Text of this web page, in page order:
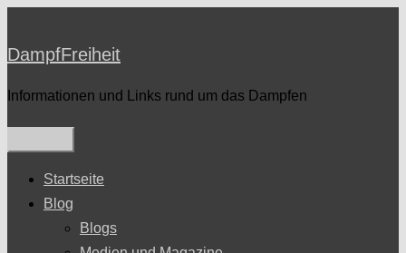
springen
DampfFreiheit
Informationen und Links rund um das Dampfen
Startseite
Blog
Blogs